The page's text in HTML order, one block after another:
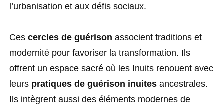
l’urbanisation et aux défis sociaux.
Ces cercles de guérison associent traditions et
modernité pour favoriser la transformation. Ils
offrent un espace sacré où les Inuits renouent avec
leurs pratiques de guérison inuites ancestrales.
Ils intègrent aussi des éléments modernes de